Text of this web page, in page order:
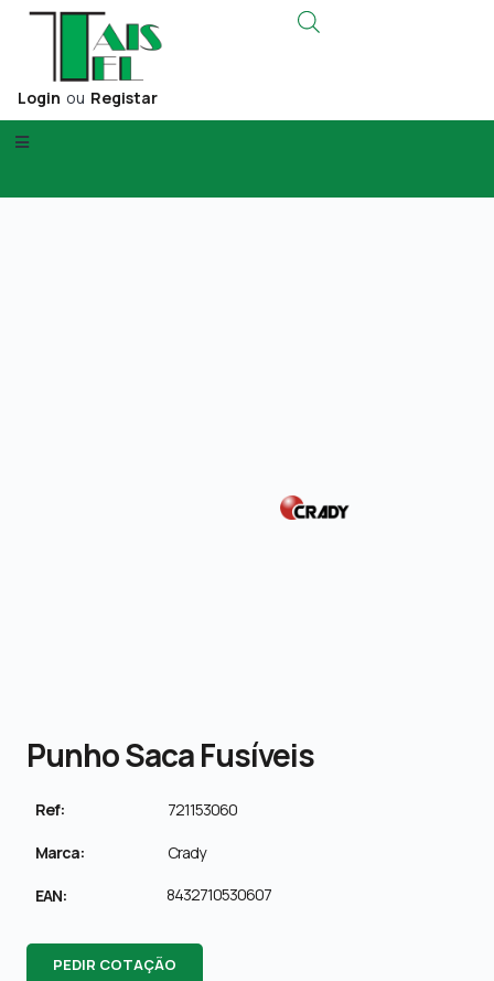
Login ou Registar
Punho Saca Fusíveis
Ref: 721153060
Marca: Crady
EAN: 8432710530607
PEDIR COTAÇÃO